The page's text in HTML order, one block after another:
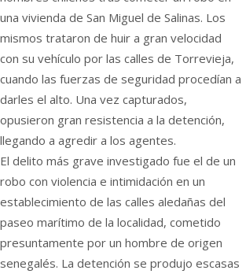
una vivienda de San Miguel de Salinas. Los
mismos trataron de huir a gran velocidad
con su vehículo por las calles de Torrevieja,
cuando las fuerzas de seguridad procedían a
darles el alto. Una vez capturados,
opusieron gran resistencia a la detención,
llegando a agredir a los agentes.
El delito más grave investigado fue el de un
robo con violencia e intimidación en un
establecimiento de las calles aledañas del
paseo marítimo de la localidad, cometido
presuntamente por un hombre de origen
senegalés. La detención se produjo escasas